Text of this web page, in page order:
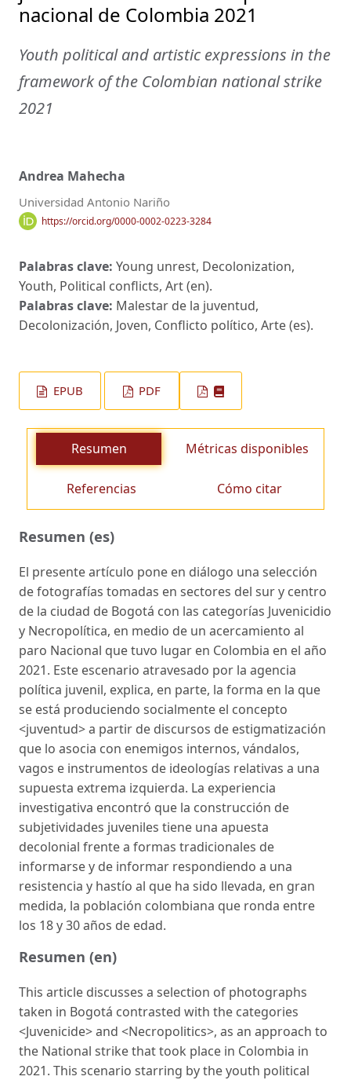
nacional de Colombia 2021
Youth political and artistic expressions in the
framework of the Colombian national strike
2021
Andrea Mahecha
Universidad Antonio Nariño
https://orcid.org/0000-0002-0223-3284
Palabras clave: Young unrest, Decolonization,
Youth, Political conflicts, Art (en).
Palabras clave: Malestar de la juventud,
Decolonización, Joven, Conflicto político, Arte (es).
EPUB PDF
Resumen Métricas disponibles
Referencias Cómo citar
Resumen (es)
El presente artículo pone en diálogo una selección
de fotografías tomadas en sectores del sur y centro
de la ciudad de Bogotá con las categorías Juvenicidio
y Necropolítica, en medio de un acercamiento al
paro Nacional que tuvo lugar en Colombia en el año
2021. Este escenario atravesado por la agencia
política juvenil, explica, en parte, la forma en la que
se está produciendo socialmente el concepto
<juventud> a partir de discursos de estigmatización
que lo asocia con enemigos internos, vándalos,
vagos e instrumentos de ideologías relativas a una
supuesta extrema izquierda. La experiencia
investigativa encontró que la construcción de
subjetividades juveniles tiene una apuesta
decolonial frente a formas tradicionales de
informarse y de informar respondiendo a una
resistencia y hastío al que ha sido llevada, en gran
medida, la población colombiana que ronda entre
los 18 y 30 años de edad.
Resumen (en)
This article discusses a selection of photographs
taken in Bogotá contrasted with the categories
<Juvenicide> and <Necropolitics>, as an approach to
the National strike that took place in Colombia in
2021. This scenario starring by the youth political